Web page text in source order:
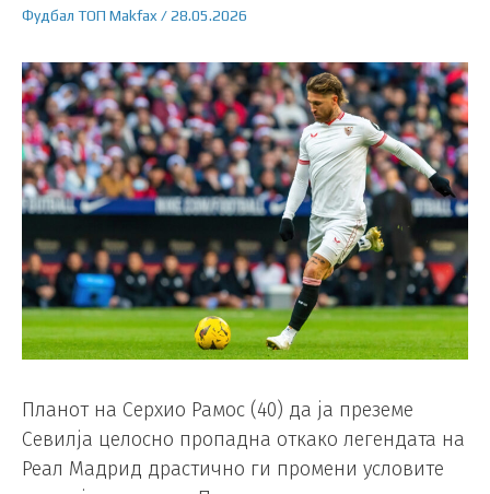
Фудбал ТОП Makfax /28.05.2026
Планот на Серхио Рамос (40) да ја преземе
Севилја целосно пропадна откако легендата на
Реал Мадрид драстично ги промени условите